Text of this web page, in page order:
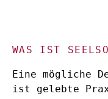
WAS IST
Eine mögliche
ist gelebte